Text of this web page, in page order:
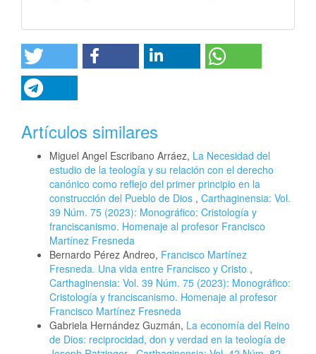
Artículos similares
Miguel Angel Escribano Arráez, La Necesidad del
estudio de la teología y su relación con el derecho
canónico como reflejo del primer principio en la
construcción del Pueblo de Dios , Carthaginensia: Vol.
39 Núm. 75 (2023): Monográfico: Cristología y
franciscanismo. Homenaje al profesor Francisco
Martínez Fresneda
Bernardo Pérez Andreo, Francisco Martínez
Fresneda. Una vida entre Francisco y Cristo ,
Carthaginensia: Vol. 39 Núm. 75 (2023): Monográfico:
Cristología y franciscanismo. Homenaje al profesor
Francisco Martínez Fresneda
Gabriela Hernández Guzmán, La economía del Reino
de Dios: reciprocidad, don y verdad en la teología de